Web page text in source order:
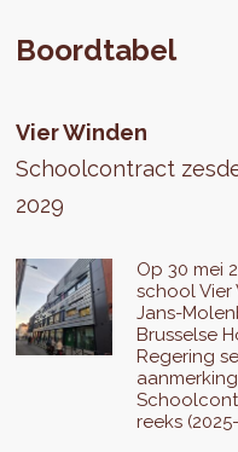
Boordtabel
Vier Winden
Schoolcontract
2029
Op 30 mei
school Vier
Jans-
Brusselse
Regering
reeks